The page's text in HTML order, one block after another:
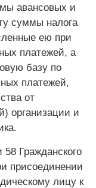
авансовых и
суммы налога
ею при
платежей, а
базу по
платежей,
от
организации и
58 Гражданского
присоединении
лицу к